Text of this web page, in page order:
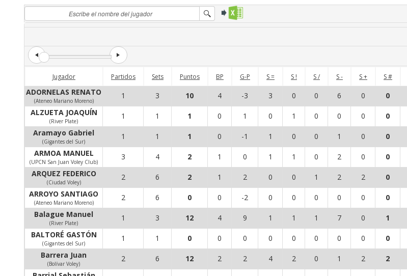
Jugador Partidos Sets Puntos BP G-P S = S ! S / S - S + S #
ADORNELAS RENATO
(Ateneo Mariano Moreno)
1 3 10 4 -3 3 0 0 6 0 0
ALZUETA JOAQUÍN
(River Plate)
1 1 1 0 1 0 1 0 0 0 0
Aramayo Gabriel
(Gigantes del Sur)
1 1 1 0 -1 1 0 0 1 0 0
ARMOA MANUEL
(UPCN San Juan Voley Club)
3 4 2 1 0 1 1 0 2 0 0
ARQUEZ FEDERICO
(Ciudad Voley)
2 6 2 1 2 0 0 1 2 2 0
ARROYO SANTIAGO
(Ateneo Mariano Moreno)
2 6 0 0 -2 0 0 0 0 0 0
Balague Manuel
(River Plate)
1 3 12 4 9 1 1 1 7 0 1
BALTORÉ GASTÓN
(Gigantes del Sur)
1 1 0 0 0 0 0 0 0 0 0
Barrera Juan
(Bolívar Voley)
2 6 12 2 2 4 2 0 1 2 2